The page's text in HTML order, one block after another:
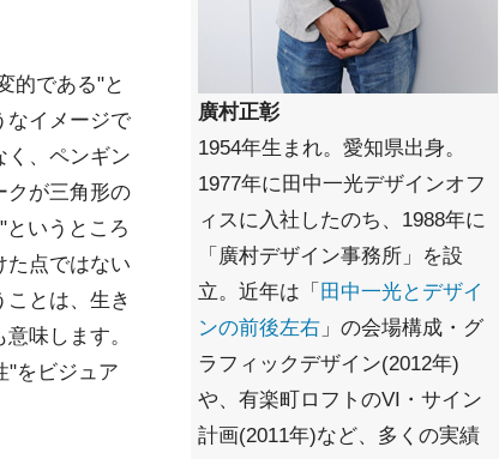
廣村正彰
1954年生まれ。愛知県出身。
1977年に田中一光デザインオフ
ィスに入社したのち、1988年に
「廣村デザイン事務所」を設
立。近年は「 田中一光とデザイ
ンの前後左右 」の会場構成・グ
ラフィックデザイン(2012年)
や、有楽町ロフトのVI・サイン
計画(2011年)など、多くの実績
的である"と
なイメージで
く、ペンギン
クが三角形の
いうところ
た点ではない
とは、生き
味します。
"をビジュア